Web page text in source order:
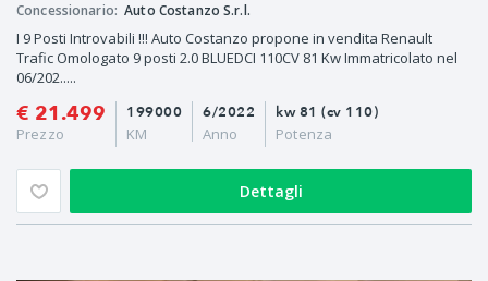
Concessionario: Auto Costanzo S.r.l.
I 9 Posti Introvabili !!! Auto Costanzo propone in vendita Renault
Trafic Omologato 9 posti 2.0 BLUEDCI 110CV 81 Kw Immatricolato nel
06/202.....
€ 21.499
Prezzo
6/2022
Anno
199000
KM
kw 81 (cv 110)
Potenza
Dettagli